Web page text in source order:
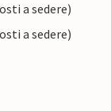
a sedere)
a sedere)